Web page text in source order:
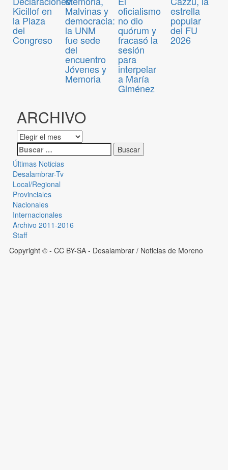
Kicillof en
la Plaza
del
Congreso
Malvinas y
democracia:
la UNM
fue sede
del
encuentro
Jóvenes y
Memoria
oficialismo
no dio
quórum y
fracasó la
sesión
para
interpelar
a María
Giménez
estrella
popular
del FU
2026
ARCHIVO
Últimas Noticias
Desalambrar-Tv
Local/Regional
Provinciales
Nacionales
Internacionales
Archivo 2011-2016
Staff
Copyright © - CC BY-SA - Desalambrar / Noticias de Moreno